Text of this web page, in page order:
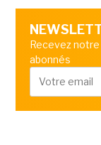
Recevez
abonnés